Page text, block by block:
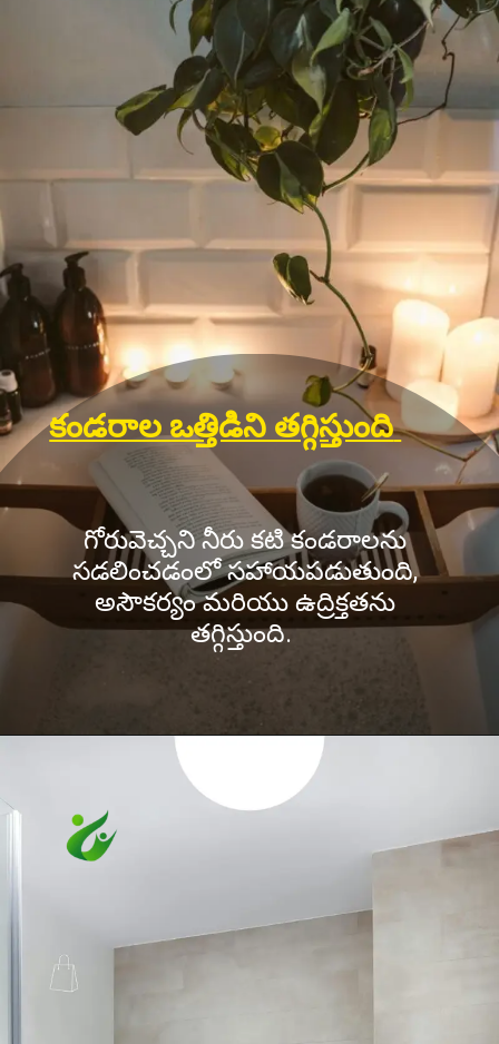
కండరాల ఒత్తిడిని తగ్గిస్తుంది
గోరువెచ్చని నీరు కటి కండరాలను
సడలించడంలో సహాయపడుతుంది,
అసౌకర్యం మరియు ఉద్రిక్తతను
తగ్గిస్తుంది.